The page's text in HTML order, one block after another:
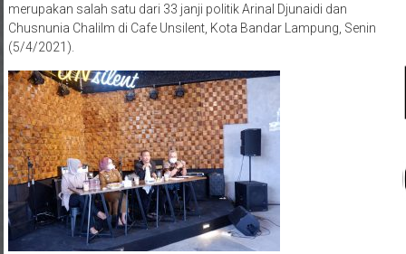
merupakan salah satu dari 33 janji politik Arinal Djunaidi dan
Chusnunia Chalilm di Cafe Unsilent, Kota Bandar Lampung, Senin
(5/4/2021).